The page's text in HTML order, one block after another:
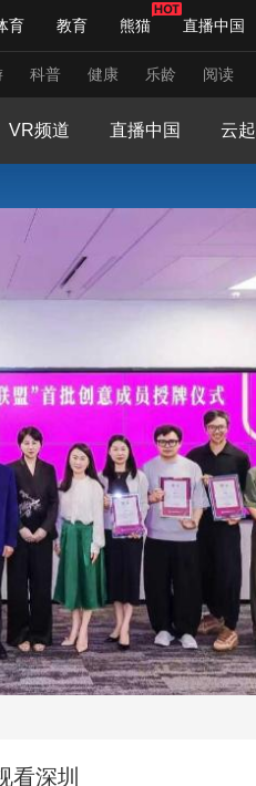
育 教育 熊猫 直播中国
语 热解读 天天学习
人 下载央视影音
科普 健康 乐龄 阅读
文娱
习式妙语 央视快评 央视网评
列 人生第一次 人生第二次
会 CBA NBA 中超
江湖 文化体育 冰雪道路
央博 非遗 文化 旅游
超级工厂 智敬中国 全
VR频道 直播中国 云
看深圳